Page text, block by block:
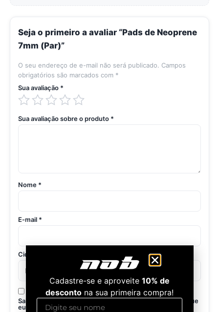
Seja o primeiro a avaliar “Pads de Neoprene
7mm (Par)”
O seu endereço de e-mail não será publicado. Campos
obrigatórios são marcados com *
Sua avaliação *
Sua avaliação sobre o produto *
Nome *
E-mail *
Cidade / Estado
Salvar meus dados neste navegador para a próxima vez que
eu comentar.
Cadastre-se e aproveite 10% de
desconto na sua primeira compra!